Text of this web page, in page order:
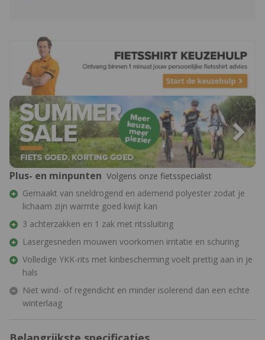
Plus- en minpunten Volgens onze fietsspecialist
Gemaakt van sneldrogend en ademend polyester zodat je
lichaam zijn warmte goed kwijt kan
3 achterzakken en 1 zak met ritssluiting
Lasergesneden mouwen voorkomen irritatie en schuring
Volledige YKK-rits met kinbescherming voelt prettig aan in je
hals
Niet wind- of regendicht en minder isolerend dan een echte
winterlaag